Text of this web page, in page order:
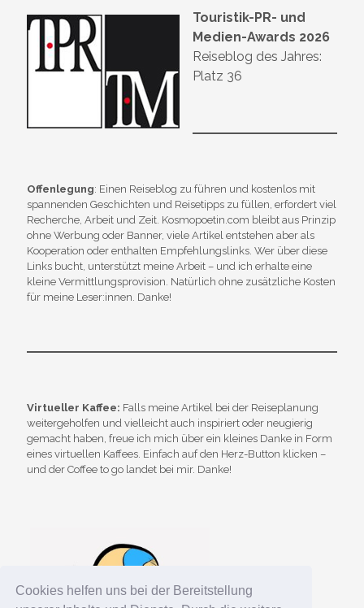
Cookies helfen uns bei der Bereitstellung
Touristik-PR- und
Medien-Awards 2026
Reiseblog des Jahres:
Platz 36
Offenlegung: Einen Reiseblog zu führen und kostenlos mit
spannenden Geschichten und Reisetipps zu füllen, erfordert viel
Recherche, Arbeit und Zeit. Kosmopoetin.com bleibt aus Prinzip
ohne Werbung oder Banner, viele Artikel entstehen aber als
Kooperation oder enthalten Empfehlungslinks. Wer über diese
Links bucht, unterstützt meine Arbeit – und ich erhalte eine
kleine Vermittlungsprovision. Natürlich ohne zusätzliche Kosten
für meine Leser:innen. Danke!
Virtueller Kaffee: Falls meine Artikel bei der Reiseplanung
weitergeholfen und vielleicht auch inspiriert oder neugierig
gemacht haben, freue ich mich über ein kleines Danke in Form
eines virtuellen Kaffees. Einfach auf den Herz-Button klicken –
und der Coffee to go landet bei mir. Danke!